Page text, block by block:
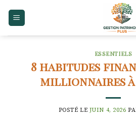
ESSENTIELS
8 habitudes
millionnaires
POSTÉ LE JUIN 4, 2026